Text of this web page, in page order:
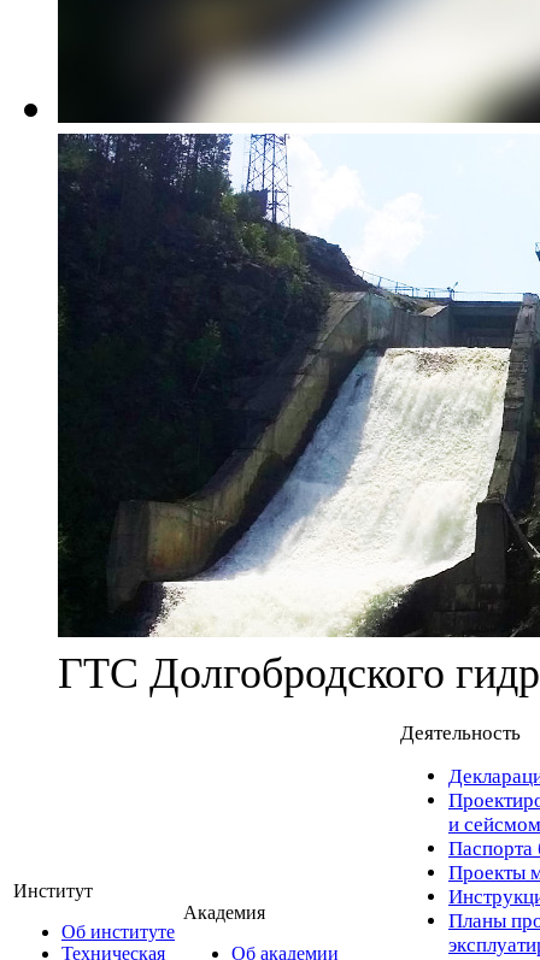
ГТС Долгобродского
Институт
Об институте
Техническая
Академия
Об академии
Деятельность
и
Паспорта
Проекты
Планы